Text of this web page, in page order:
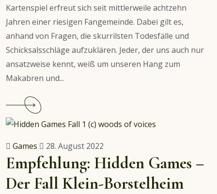
Kartenspiel erfreut sich seit mittlerweile achtzehn
Jahren einer riesigen Fangemeinde. Dabei gilt es,
anhand von Fragen, die skurrilsten Todesfälle und
Schicksalsschläge aufzuklären. Jeder, der uns auch nur
ansatzweise kennt, weiß um unseren Hang zum
Makabren und...
Empfehlung:
Black
Stories
–
Ab
Games 28. August 2022
Empfehlung: Hidden Games –
Der Fall Klein-Borstelheim